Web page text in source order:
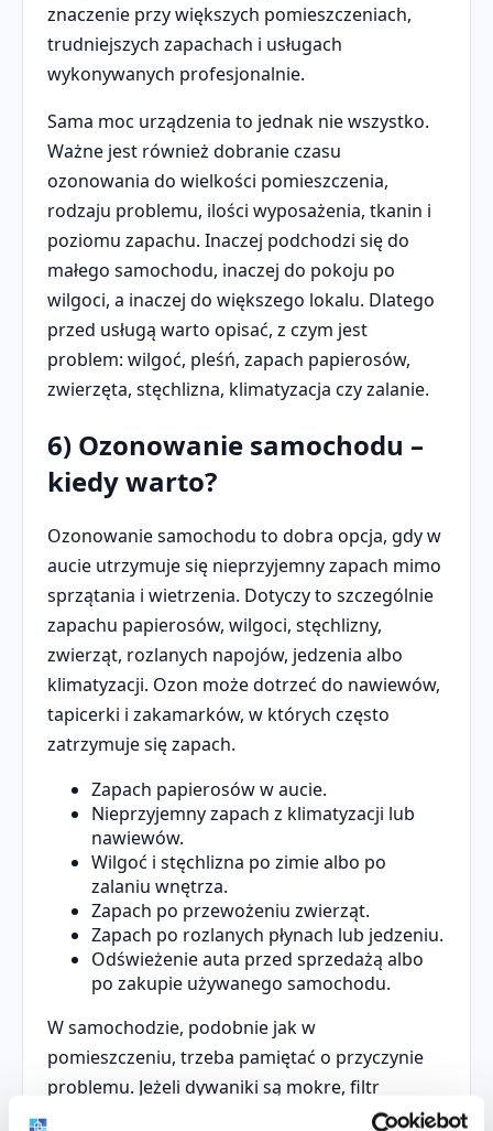
znaczenie przy większych pomieszczeniach,
trudniejszych zapachach i usługach
wykonywanych profesjonalnie.
Sama moc urządzenia to jednak nie wszystko.
Ważne jest również dobranie czasu
ozonowania do wielkości pomieszczenia,
rodzaju problemu, ilości wyposażenia, tkanin i
poziomu zapachu. Inaczej podchodzi się do
małego samochodu, inaczej do pokoju po
wilgoci, a inaczej do większego lokalu. Dlatego
przed usługą warto opisać, z czym jest
problem: wilgoć, pleśń, zapach papierosów,
zwierzęta, stęchlizna, klimatyzacja czy zalanie.
6) Ozonowanie samochodu –
kiedy warto?
Ozonowanie samochodu to dobra opcja, gdy w
aucie utrzymuje się nieprzyjemny zapach mimo
sprzątania i wietrzenia. Dotyczy to szczególnie
zapachu papierosów, wilgoci, stęchlizny,
zwierząt, rozlanych napojów, jedzenia albo
klimatyzacji. Ozon może dotrzeć do nawiewów,
tapicerki i zakamarków, w których często
zatrzymuje się zapach.
Zapach papierosów w aucie.
Nieprzyjemny zapach z klimatyzacji lub
nawiewów.
Wilgoć i stęchlizna po zimie albo po
zalaniu wnętrza.
Zapach po przewożeniu zwierząt.
Zapach po rozlanych płynach lub jedzeniu.
Odświeżenie auta przed sprzedażą albo
po zakupie używanego samochodu.
W samochodzie, podobnie jak w
pomieszczeniu, trzeba pamiętać o przyczynie
problemu. Jeżeli dywaniki są mokre, filtr
kabinowy jest stary, klimatyzacja jest mocno